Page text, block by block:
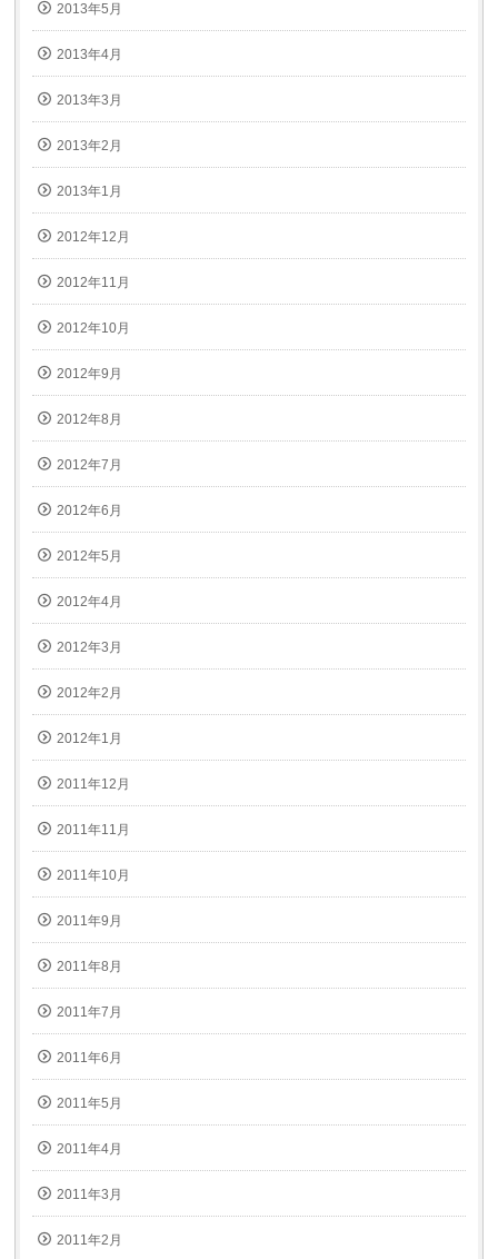
2013年5月
2013年4月
2013年3月
2013年2月
2013年1月
2012年12月
2012年11月
2012年10月
2012年9月
2012年8月
2012年7月
2012年6月
2012年5月
2012年4月
2012年3月
2012年2月
2012年1月
2011年12月
2011年11月
2011年10月
2011年9月
2011年8月
2011年7月
2011年6月
2011年5月
2011年4月
2011年3月
2011年2月